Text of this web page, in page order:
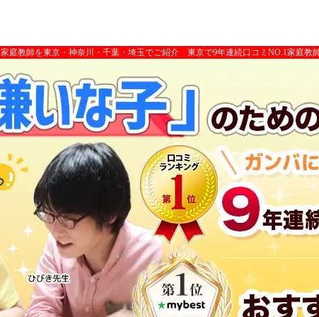
家庭教師を東京・神奈川・千葉・埼玉でご紹介 東京で9年連続口コミNO.1家庭教